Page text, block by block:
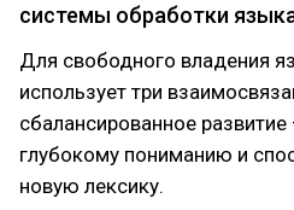
системы обработки
Для свободного владения
использует три
сбалансированное
глубокому пониманию и
новую лексику.